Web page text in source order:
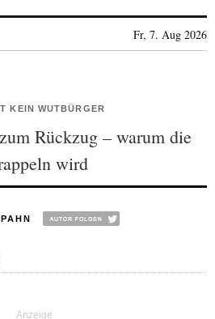
Fr, 7. Aug 2026
KEIN WUTBÜRGER
Rückzug – warum die
wird